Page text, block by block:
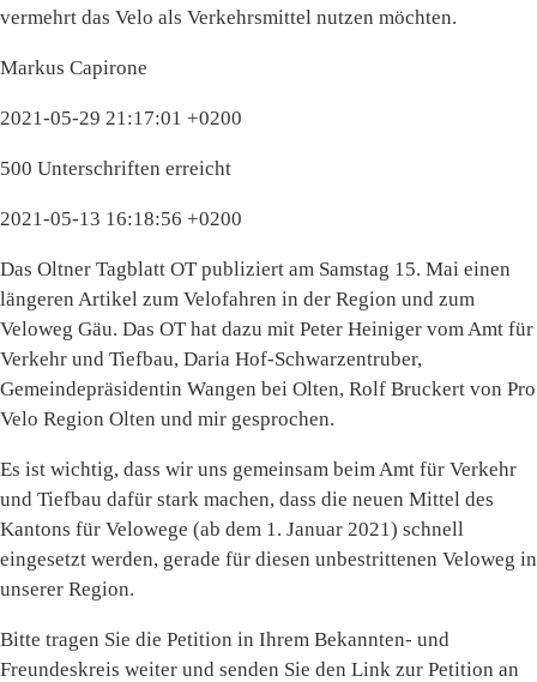
vermehrt das Velo als Verkehrsmittel nutzen möchten.
Markus Capirone
2021-05-29 21:17:01 +0200
500 Unterschriften erreicht
2021-05-13 16:18:56 +0200
Das Oltner Tagblatt OT publiziert am Samstag 15. Mai einen
längeren Artikel zum Velofahren in der Region und zum
Veloweg Gäu. Das OT hat dazu mit Peter Heiniger vom Amt für
Verkehr und Tiefbau, Daria Hof-Schwarzentruber,
Gemeindepräsidentin Wangen bei Olten, Rolf Bruckert von Pro
Velo Region Olten und mir gesprochen.
Es ist wichtig, dass wir uns gemeinsam beim Amt für Verkehr
und Tiefbau dafür stark machen, dass die neuen Mittel des
Kantons für Velowege (ab dem 1. Januar 2021) schnell
eingesetzt werden, gerade für diesen unbestrittenen Veloweg in
unserer Region.
Bitte tragen Sie die Petition in Ihrem Bekannten- und
Freundeskreis weiter und senden Sie den Link zur Petition an